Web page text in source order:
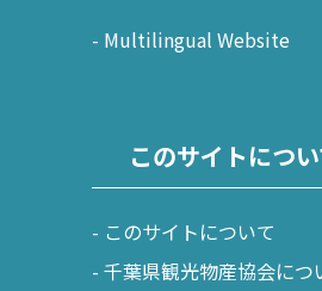
Multilingual Website
このサイトにつ
このサイトについて
千葉県観光物産協会につ